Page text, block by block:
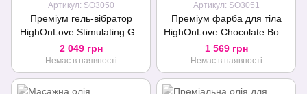
Артикул: SO3050
Преміум гель-вібратор
HighOnLove Stimulating Gel
O Gel (30 мл) на водній
основі, доглядає за шкірою
2 049 грн
Немає в наявності
Артикул: SO3051
Преміум фарба для тіла
HighOnLove Chocolate Body
Paint (100 мл) з какао,
кофеїном, маслом канабісу
1 569 грн
Немає в наявності